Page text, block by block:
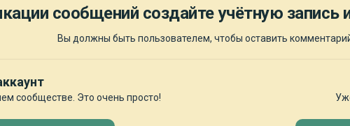
сообщений создайте учётную запись
Вы должны быть пользователем, чтобы оставить
сообществе. Это очень просто!